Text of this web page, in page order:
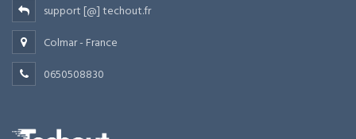
support [@] techout.fr
Colmar - France
0650508830